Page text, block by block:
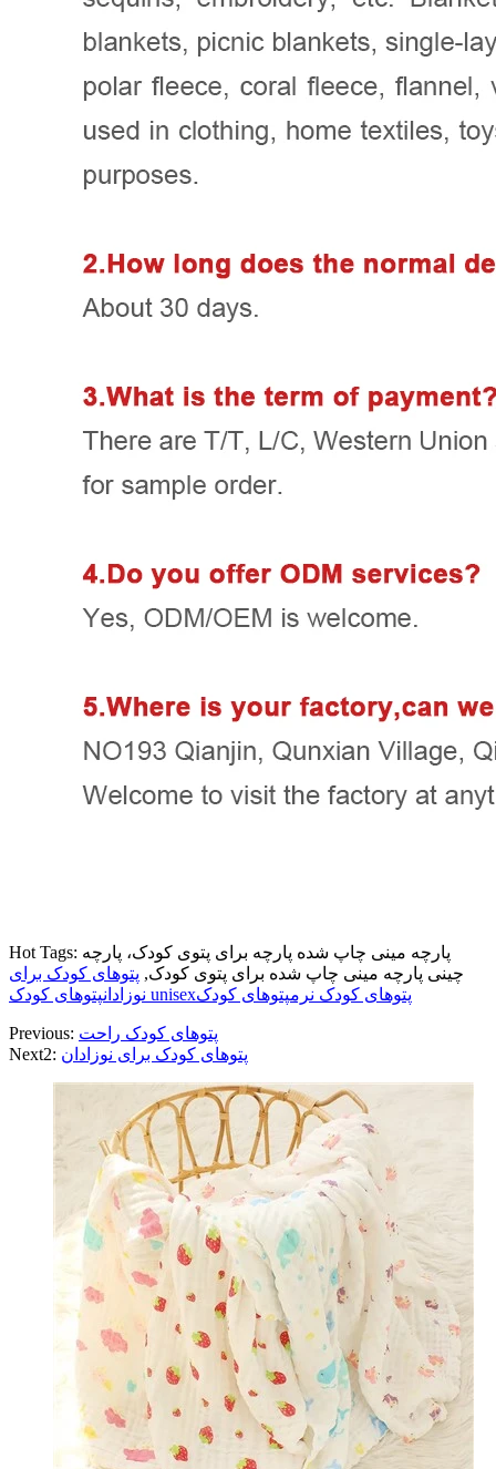
Hot Tags: پارچه مینی چاپ شده پارچه برای پتوی کودک، پارچه
چینی پارچه مینی چاپ شده برای پتوی کودک, پتوهای کودک برای
نوزادان پتوهای کودک unisex پتوهای کودک نرمپتوهای کودک
Previous: پتوهای کودک راحت
Next2: پتوهای کودک برای نوزادان